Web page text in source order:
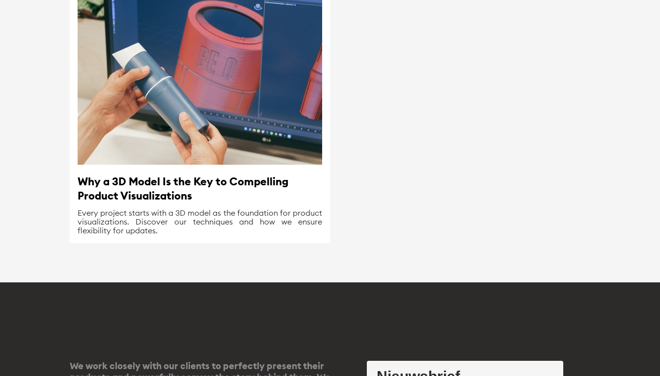
Why a 3D Model Is the Key to Compelling
Product Visualizations
Every project starts with a 3D model as the foundation for product
visualizations. Discover our techniques and how we ensure
flexibility for updates.
We work closely with our clients to perfectly present their